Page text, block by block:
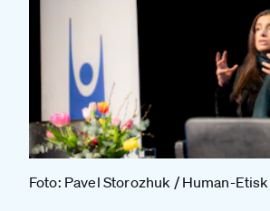
Foto: Pavel Storozhuk / Human-